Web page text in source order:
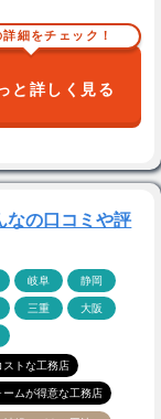
細をチェック！
と詳しく見る
なの口コミや評
岐阜 静岡
三重 大阪
ストな工務店
ームが得意な工務店